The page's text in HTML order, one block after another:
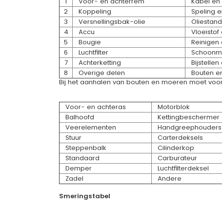
2
Koppeling
Speling
3
Versnellingsbak-olie
4
Accu
Vloeistof
5
Bougie
Reinigen
6
Luchtfilter
7
Achterketting
Bijstellen
8
Overige delen
Bouten
Bij het aanhalen van bouten en moeren moet
Voor- en achteras
Motorblok
Balhoofd
Kettingbeschermer
Veerelementen
Handgreephouders
Stuur
Carterdeksels
Steppenbalk
Cilinderkop
Standaard
Carburateur
Demper
Luchtfilterdeksel
Zadel
Andere
Smeringstabel